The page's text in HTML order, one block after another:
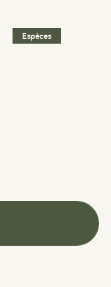
Espèces